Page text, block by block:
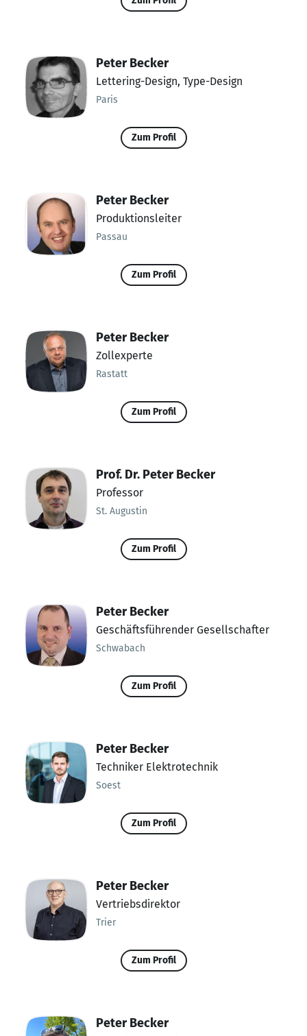
Peter Becker
Lettering-Design, Type-Design
Paris
Zum Profil
Peter Becker
Produktionsleiter
Passau
Zum Profil
Peter Becker
Zollexperte
Rastatt
Zum Profil
Prof. Dr. Peter Becker
Professor
St. Augustin
Zum Profil
Peter Becker
Geschäftsführender Gesellschafter
Schwabach
Zum Profil
Peter Becker
Techniker Elektrotechnik
Soest
Zum Profil
Peter Becker
Vertriebsdirektor
Trier
Zum Profil
Peter Becker